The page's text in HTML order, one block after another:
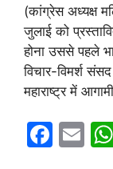
(कांग्रेस अध्यक्ष
जुलाई को
होना उससे पहले
विचार-विमर्श
महाराष्ट्र में
F
E